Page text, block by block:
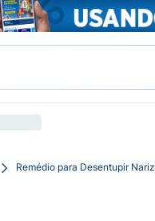
Remédio para Desentupir Nariz